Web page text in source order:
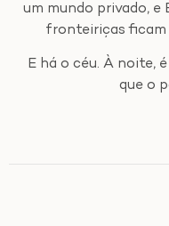
um mundo privado, e
fronteiriças ficam
E há o céu. À noite,
que o